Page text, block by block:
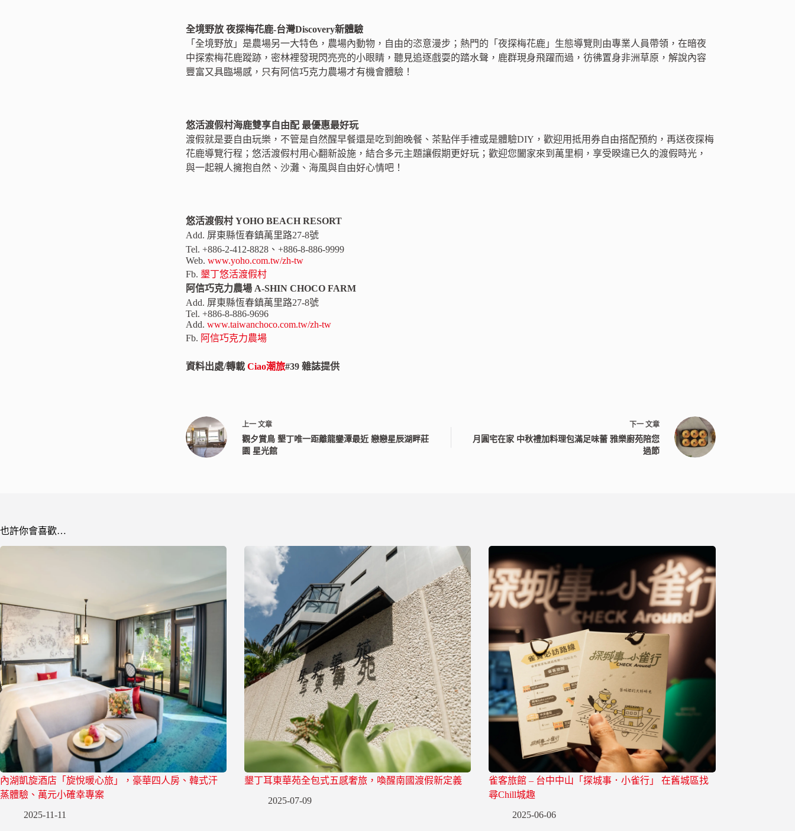
全境野放 夜探梅花鹿-台灣Discovery新體驗
「全境野放」是農場另一大特色，農場內動物，自由的恣意漫步；熱門的「夜探梅花鹿」生態導覽則由專業人員帶領，在暗夜
中探索梅花鹿蹤跡，密林裡發現閃亮亮的小眼睛，聽見追逐戲耍的踏水聲，鹿群現身飛躍而過，彷彿置身非洲草原，解說內容
豐富又具臨場感，只有阿信巧克力農場才有機會體驗！
悠活渡假村海鹿雙享自由配 最優惠最好玩
渡假就是要自由玩樂，不管是自然醒早餐還是吃到飽晚餐、茶點伴手禮或是體驗DIY，歡迎用抵用券自由搭配預約，再送夜探梅
花鹿導覽行程；悠活渡假村用心翻新設施，結合多元主題讓假期更好玩；歡迎您闔家來到萬里桐，享受睽違已久的渡假時光，
與一起親人擁抱自然、沙灘、海風與自由好心情吧！
悠活渡假村 YOHO BEACH RESORT
Add. 屏東縣恆春鎮萬里路27-8號
Tel. +886-2-412-8828、+886-8-886-9999
Web. www.yoho.com.tw/zh-tw
Fb. 墾丁悠活渡假村
阿信巧克力農場 A-SHIN CHOCO FARM
Add. 屏東縣恆春鎮萬里路27-8號
Tel. +886-8-886-9696
Add. www.taiwanchoco.com.tw/zh-tw
Fb. 阿信巧克力農場
資料出處/轉載Ciao潮旅#39 雜誌提供
上一文章
觀夕賞鳥 墾丁唯一距離龍鑾潭最近 戀戀星辰湖畔莊
園 星光館
下一 文章
月圓宅在家 中秋禮加料理包滿足味蕾 雅樂廚苑陪您
過節
也許你會喜歡…
內湖凱旋酒店「旋悅暖心旅」，豪華四人房、韓式汗
蒸體驗、萬元小確幸專案
2025-11-11
墾丁耳東華苑全包式五感奢旅，喚醒南國渡假新定義
2025-07-09
雀客旅館 – 台中中山「探城事．小雀行」 在舊城區找
尋Chill城趣
2025-06-06